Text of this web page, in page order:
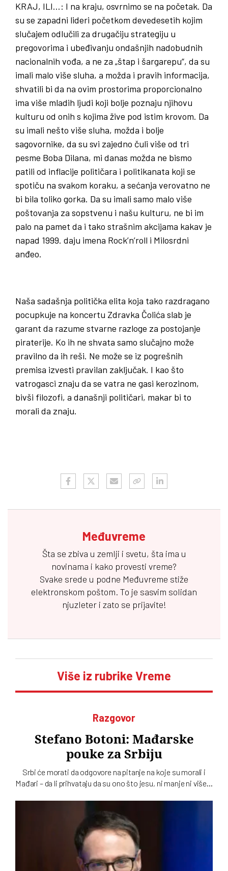
KRAJ, ILI…: I na kraju, osvrnimo se na početak. Da
su se zapadni lideri početkom devedesetih kojim
slučajem odlučili za drugačiju strategiju u
pregovorima i ubeđivanju ondašnjih nadobudnih
nacionalnih vođa, a ne za „štap i šargarepu“, da su
imali malo više sluha, a možda i pravih informacija,
shvatili bi da na ovim prostorima proporcionalno
ima više mladih ljudi koji bolje poznaju njihovu
kulturu od onih s kojima žive pod istim krovom. Da
su imali nešto više sluha, možda i bolje
sagovornike, da su svi zajedno čuli više od tri
pesme Boba Dilana, mi danas možda ne bismo
patili od inflacije političara i politikanata koji se
spotiču na svakom koraku, a sećanja verovatno ne
bi bila toliko gorka. Da su imali samo malo više
poštovanja za sopstvenu i našu kulturu, ne bi im
palo na pamet da i tako strašnim akcijama kakav je
napad 1999. daju imena Rock’n’roll i Milosrdni
anđeo.
Naša sadašnja politička elita koja tako razdragano
pocupkuje na koncertu Zdravka Čolića slab je
garant da razume stvarne razloge za postojanje
piraterije. Ko ih ne shvata samo slučajno može
pravilno da ih reši. Ne može se iz pogrešnih
premisa izvesti pravilan zaključak. I kao što
vatrogasci znaju da se vatra ne gasi kerozinom,
bivši filozofi, a današnji političari, makar bi to
morali da znaju.
Međuvreme
Šta se zbiva u zemlji i svetu, šta ima u
novinama i kako provesti vreme?
Svake srede u podne Međuvreme stiže
elektronskom poštom. To je sasvim solidan
njuzleter i zato se prijavite!
Više iz rubrike Vreme
Razgovor
Stefano Botoni: Mađarske
pouke za Srbiju
Srbi će morati da odgovore na pitanje na koje su morali i
Mađari – da li prihvataju da su ono što jesu, ni manje ni više…
Mađarskoj